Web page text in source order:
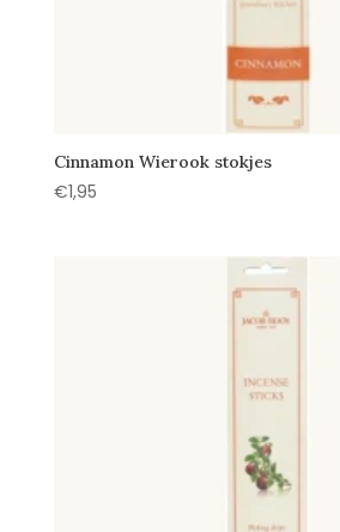
Cinnamon Wierook stokjes
€1,95